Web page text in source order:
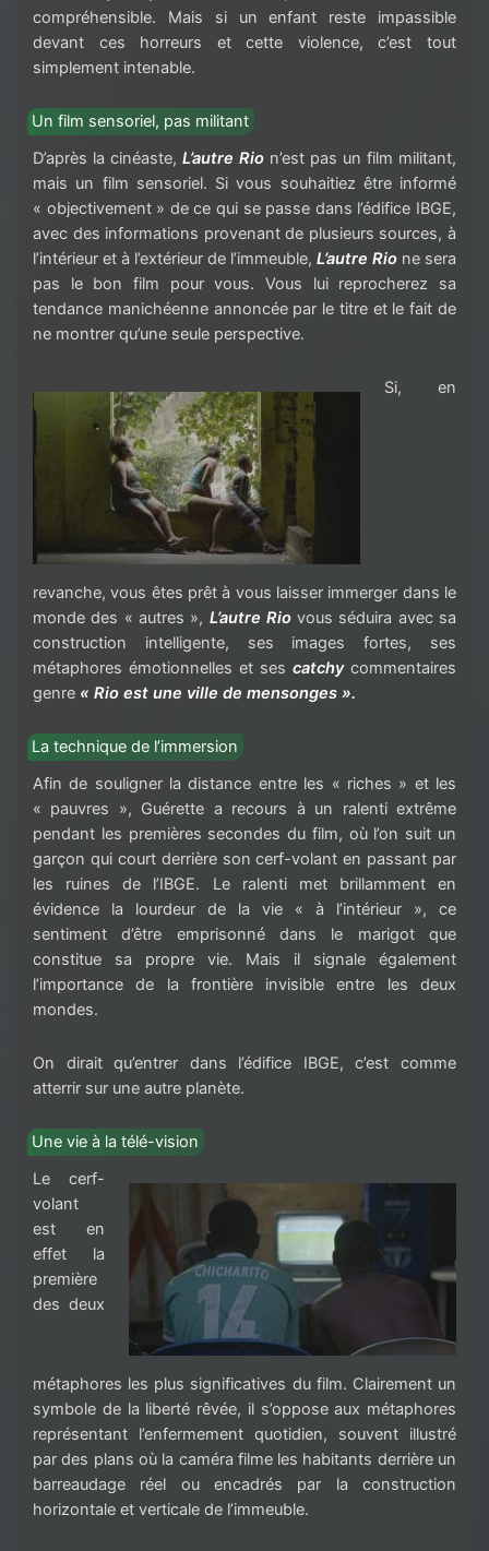
compréhensible. Mais si un enfant reste impassible
devant ces horreurs et cette violence, c’est tout
simplement intenable.
Un film sensoriel, pas militant
D’après la cinéaste, L’autre Rio n’est pas un film militant,
mais un film sensoriel. Si vous souhaitiez être informé
« objectivement » de ce qui se passe dans l’édifice IBGE,
avec des informations provenant de plusieurs sources, à
l’intérieur et à l’extérieur de l’immeuble, L’autre Rio ne sera
pas le bon film pour vous. Vous lui reprocherez sa
tendance manichéenne annoncée par le titre et le fait de
ne montrer qu’une seule perspective.
Si, en
revanche, vous êtes prêt à vous laisser immerger dans le
monde des « autres », L’autre Riovous séduira avec sa
construction intelligente, ses images fortes, ses
métaphores émotionnelles et ses catchycommentaires
genre « Rio est une ville de mensonges ».
La technique de l’immersion
Afin de souligner la distance entre les « riches » et les
« pauvres », Guérette a recours à un ralenti extrême
pendant les premières secondes du film, où l’on suit un
garçon qui court derrière son cerf-volant en passant par
les ruines de l’IBGE. Le ralenti met brillamment en
évidence la lourdeur de la vie « à l’intérieur », ce
sentiment d’être emprisonné dans le marigot que
constitue sa propre vie. Mais il signale également
l’importance de la frontière invisible entre les deux
mondes.
On dirait qu’entrer dans l’édifice IBGE, c’est comme
atterrir sur une autre planète.
Une vie à la télé-vision
Le cerf-
volant
est en
effet la
première
des deux
métaphores les plus significatives du film. Clairement un
symbole de la liberté rêvée, il s’oppose aux métaphores
représentant l’enfermement quotidien, souvent illustré
par des plans où la caméra filme les habitants derrière un
barreaudage réel ou encadrés par la construction
horizontale et verticale de l’immeuble.